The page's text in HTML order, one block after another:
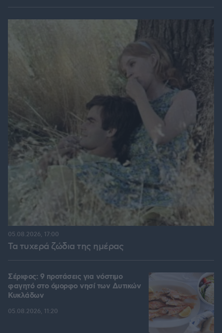
Τα τυχερά ζώδια της ημέρας
05.08.2026, 17:00
Σέριφος: 9 προτάσεις για νόστιμο
φαγητό στο όμορφο νησί των Δυτικών
Κυκλάδων
05.08.2026, 11:20